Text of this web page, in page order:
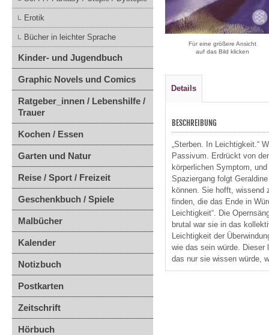
Erotik
Bücher in leichter Sprache
Kinder- und Jugendbuch
Graphic Novels und Comics
Ratgeber_innen / Lebenshilfe /
Trauer
Kochen / Essen
Garten und Natur
Reise / Sport / Freizeit
Geschenkbuch / Spiele
Malbücher
Kalender
Notizbuch
Postkarten
Zeitschrift
Hörbuch
Für eine größere Ansicht
auf das Bild klicken
Details
BESCHREIBUNG
„Sterben. In Leichtigkeit.“
Passivum. Erdrückt von
körperlichen Symptom,
Spaziergang folgt
können. Sie hofft, wissend
finden, die das Ende in
Leichtigkeit“. Die
brutal war sie in das
Leichtigkeit der
wie das sein würde. Dieser
das nur sie wissen würde,